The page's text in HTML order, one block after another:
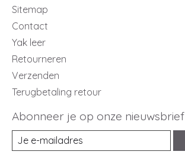
Sitemap
Contact
Yak leer
Retourneren
Verzenden
Terugbetaling retour
Abonneer je op onze nieuwsbrief